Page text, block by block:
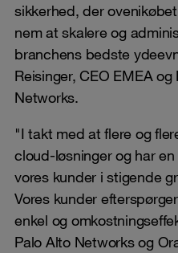
sikkerhed, der
nem at skalere og
branchens bedste
Reisinger, CEO EMEA
Networks.
"I takt med at flere og
cloud-løsninger og har
vores kunder i stigende
Vores kunder
enkel og
Palo Alto Networks og